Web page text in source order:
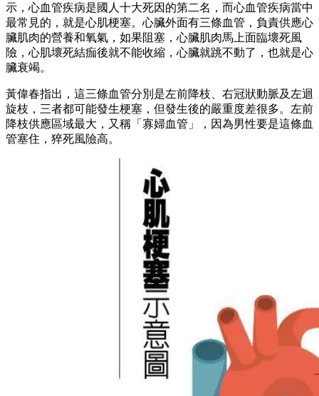
示，心血管疾病是國人十大死因的第二名，而心血管疾病當中
最常見的，就是心肌梗塞。心臟外面有三條血管，負責供應心
臟肌肉的營養和氧氣，如果阻塞，心臟肌肉馬上面臨壞死風
險，心肌壞死結痂後就不能收縮，心臟就跳不動了，也就是心
臟衰竭。
黃偉春指出，這三條血管分別是左前降枝、右冠狀動脈及左迴
旋枝，三者都可能發生梗塞，但發生後的嚴重度差很多。左前
降枝供應區域最大，又稱「寡婦血管」，因為男性要是這條血
管塞住，猝死風險高。